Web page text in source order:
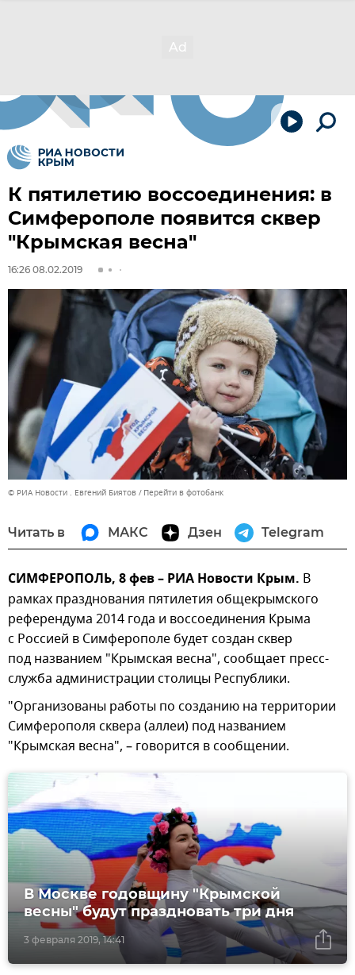
К пятилетию воссоединения: в
Симферополе появится сквер
"Крымская весна"
16:26 08.02.2019
© РИА Новости . Евгений Биятов Перейти в фотобанк
Читать в МАКС Дзен Telegram
СИМФЕРОПОЛЬ, 8 фев – РИА Новости Крым. В
рамках празднования пятилетия общекрымского
референдума 2014 года и воссоединения Крыма
с Россией в Симферополе будет создан сквер
под названием "Крымская весна", сообщает пресс-
служба администрации столицы Республики.
"Организованы работы по созданию на территории
Симферополя сквера (аллеи) под названием
"Крымская весна", – говорится в сообщении.
3 февраля 2019, 14:41
В Москве годовщину "Крымской
весны" будут праздновать три дня